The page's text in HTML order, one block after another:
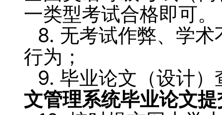
一类型考试合格即可。
8. 无考试作弊、学
行为；
9. 毕业论文（设计
文管理系统毕业论文